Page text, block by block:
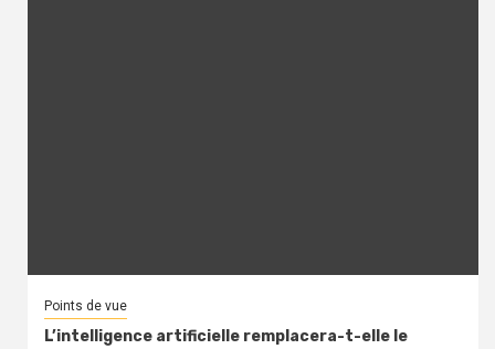
Points de vue
L’intelligence artificielle remplacera-t-elle le